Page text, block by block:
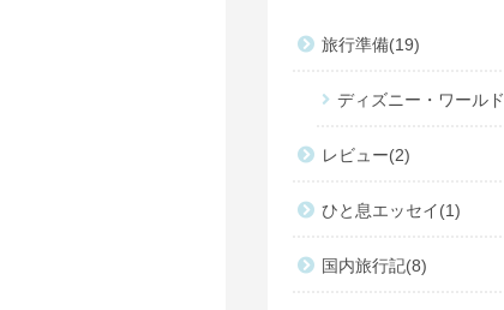
旅行準備 19
ディズニー・ワールド
レビュー 2
ひと息エッセイ 1
国内旅行記 8